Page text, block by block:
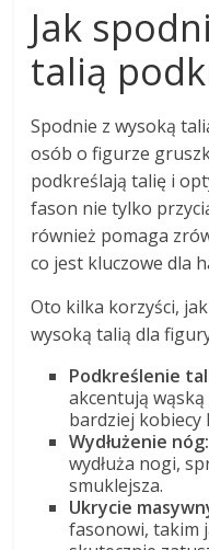
Jak
talią
Spodnie z wysoką
osób o figurze
podkreślają talię i
fason nie tylko
również pomaga
co jest kluczowe dla
Oto kilka korzyści,
wysoką talią dla
Podkreślenie
akcentują
bardziej kobiecy
Wydłużenie nóg:
wydłuża nogi,
smuklejsza.
Ukrycie
fasonowi, takim